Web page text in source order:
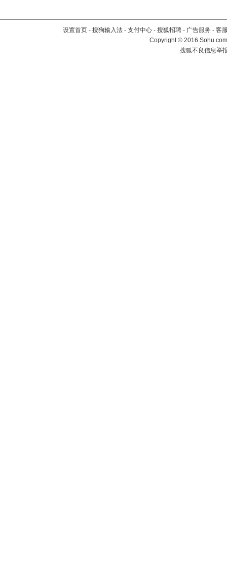
设置首页 - 搜狗输入法 - 支付中心 - 搜狐招聘 - 广告服务 - 客
Copyright©2016
搜狐不良信息举